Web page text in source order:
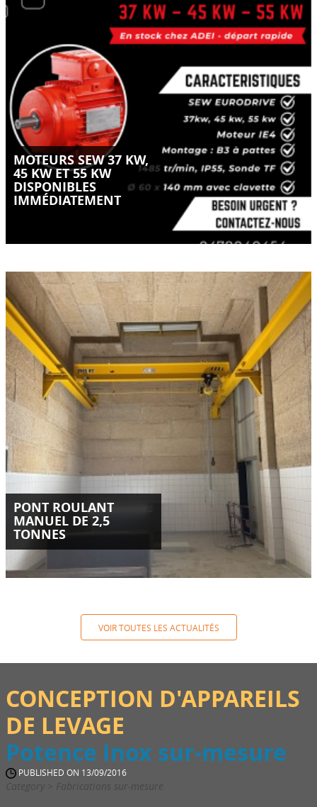
MOTEURS SEW 37 KW,
45 KW ET 55 KW
DISPONIBLES
IMMÉDIATEMENT
Moteurs SEW Eurodrive IE4 disponibles en stock chez ADEI-
Puissances 37 kW, 45 kW et 55 kW – départ rapide.
LIRE LA SUITE
PONT ROULANT
MANUEL DE 2,5
TONNES
Quand le manuel reste la meilleure solution
LIRE LA SUITE
VOIR TOUTES LES ACTUALITÉS
CONCEPTION D'APPAREILS
DE LEVAGE
Potence Inox sur-mesure
PUBLISHED ON 13/09/2016
Category > Fabrications sur-mesure